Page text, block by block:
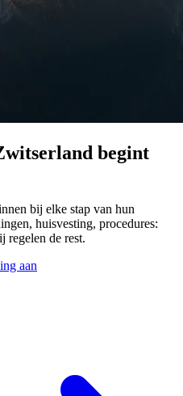
begint
bij elke stap van hun
huisvesting, procedures:
regelen de rest.
aan